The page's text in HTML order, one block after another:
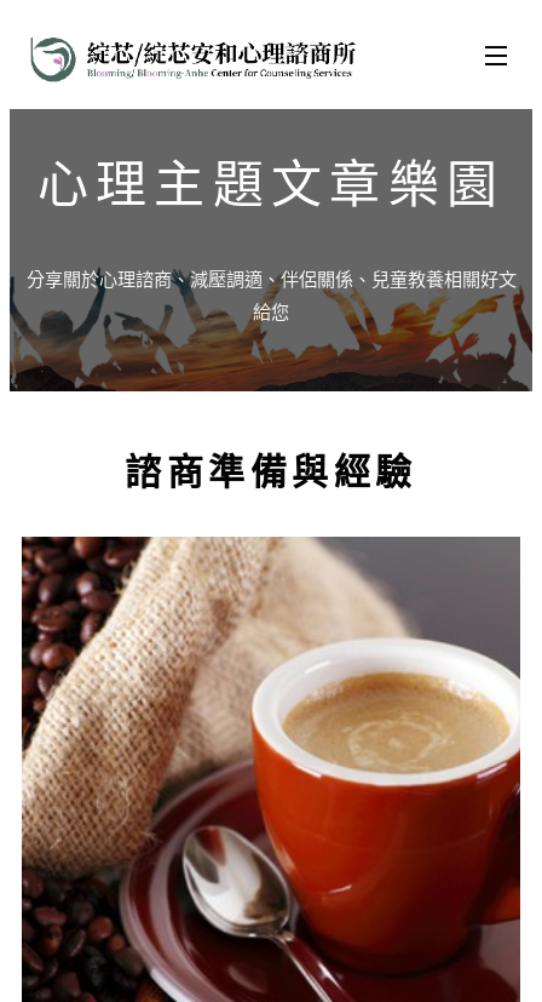
心理主題文章樂園
分享關於心理諮商、減壓調適、伴侶關係、兒童教養相關好文
給您
諮商準備與經驗